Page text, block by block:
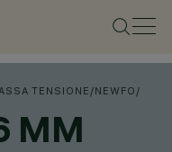
TENSIONE /NEWFO /
MM